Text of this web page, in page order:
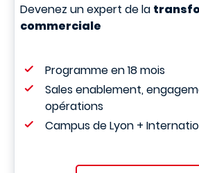
Devenez un expert de la
commerciale
Programme en 18 mois
Sales enablement,
opérations
Campus de Lyon +